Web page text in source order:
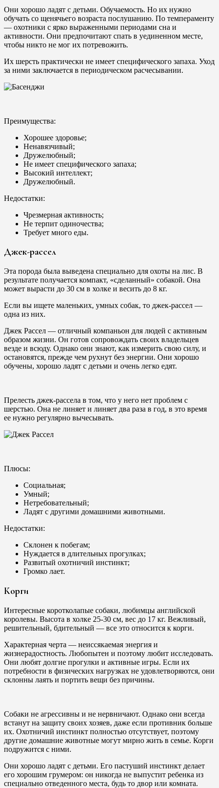
Они хорошо ладят с детьми. Обучаемость. Но их нужно
обучать со щенячьего возраста послушанию. По темпераменту
— охотники с ярко выраженными периодами сна и
активности. Они предпочитают спать в уединенном месте,
чтобы никто не мог их потревожить.
Их шерсть практически не имеет специфического запаха. Уход
за ними заключается в периодическом расчесывании.
Преимущества:
Хорошее здоровье;
Ненавязчивый;
Дружелюбный;
Не имеет специфического запаха;
Высокий интеллект;
Дружелюбный.
Недостатки:
Чрезмерная активность;
Не терпит одиночества;
Требует много еды.
Джек-рассел
Эта порода была выведена специально для охоты на лис. В
результате получается компакт, «сделанный» собакой. Она
может вырасти до 30 см в холке и весить до 8 кг.
Если вы ищете маленьких, умных собак, то джек-рассел —
одна из них.
Джек Рассел — отличный компаньон для людей с активным
образом жизни. Он готов сопровождать своих владельцев
везде и всюду. Однако они знают, как измерить свою силу, и
остановятся, прежде чем рухнут без энергии. Они хорошо
обучены, хорошо ладят с детьми и очень легко едят.
Прелесть джек-рассела в том, что у него нет проблем с
шерстью. Она не линяет и линяет два раза в год, в это время
ее нужно регулярно вычесывать.
Плюсы:
Социальная;
Умный;
Нетребовательный;
Ладят с другими домашними животными.
Недостатки:
Склонен к побегам;
Нуждается в длительных прогулках;
Развитый охотничий инстинкт;
Громко лает.
Корги
Интересные коротколапые собаки, любимцы английской
королевы. Высота в холке 25-30 см, вес до 17 кг. Вежливый,
решительный, бдительный — все это относится к корги.
Характерная черта — неиссякаемая энергия и
жизнерадостность. Любопытен и поэтому любит исследовать.
Они любят долгие прогулки и активные игры. Если их
потребности в физических нагрузках не удовлетворяются, они
склонны лаять и портить вещи без причины.
Собаки не агрессивны и не нервничают. Однако они всегда
встанут на защиту своих хозяев, даже если противник больше
их. Охотничий инстинкт полностью отсутствует, поэтому
другие домашние животные могут мирно жить в семье. Корги
подружится с ними.
Они хорошо ладят с детьми. Его пастуший инстинкт делает
его хорошим грумером: он никогда не выпустит ребенка из
специально отведенного места, будь то двор или комната.